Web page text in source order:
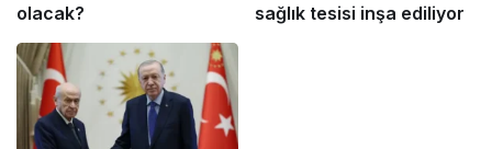
olacak?
sağlık tesisi inşa ediliyor